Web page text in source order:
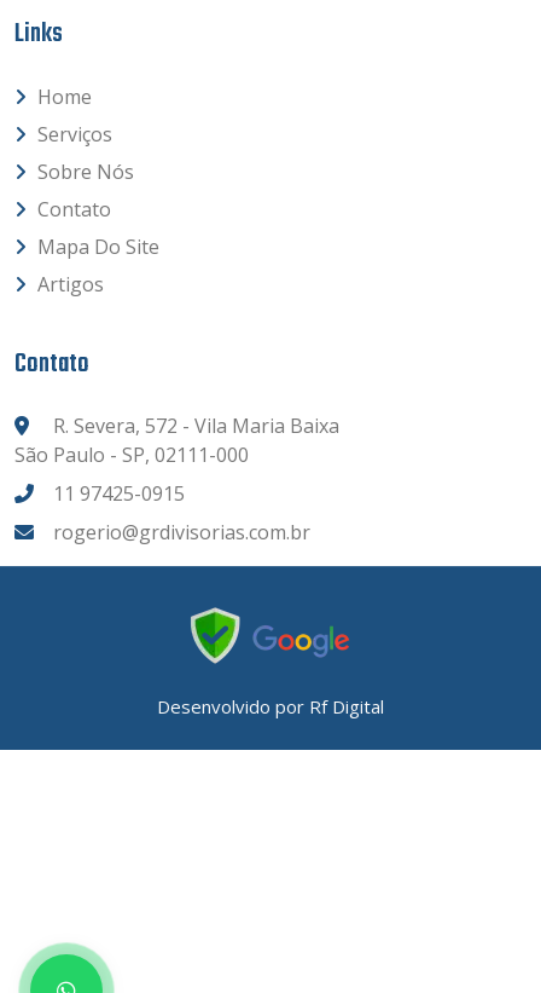
Links
Home
Serviços
Sobre Nós
Contato
Mapa Do Site
Artigos
Contato
R. Severa, 572 - Vila Maria Baixa
São Paulo - SP, 02111-000
11 97425-0915
rogerio@grdivisorias.com.br
Desenvolvido por Rf Digital